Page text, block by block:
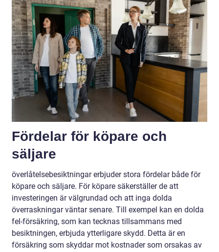
Fördelar för köpare och
säljare
överlåtelsebesiktningar erbjuder stora fördelar både för
köpare och säljare. För köpare säkerställer de att
investeringen är välgrundad och att inga dolda
överraskningar väntar senare. Till exempel kan en dolda
fel-försäkring, som kan tecknas tillsammans med
besiktningen, erbjuda ytterligare skydd. Detta är en
försäkring som skyddar mot kostnader som orsakas av